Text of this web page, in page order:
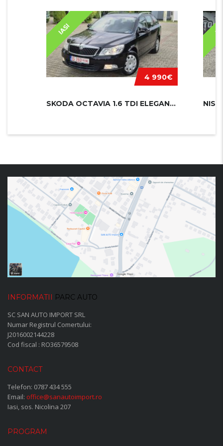
IASI
4 990€
SKODA OCTAVIA 1.6 TDI ELEGANCE
INFORMATII PARC AUTO
SC SAN AUTO IMPORT SRL
Numar Registrul Comertului:
J2016002144228
Cod fiscal : RO36579508
CONTACT
Telefon: 0787 434 555
Email: office@sanautoimport.ro
Iasi, sos. Nicolina 207
PROGRAM